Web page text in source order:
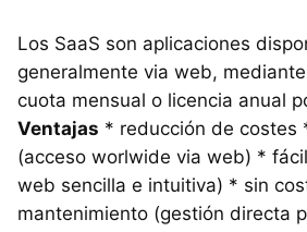
Los SaaS son aplicaciones
generalmente via web,
cuota mensual o licencia anual
Ventajas * reducción de costes
(acceso worlwide via web) *
web sencilla e intuitiva) * sin
mantenimiento (gestión directa